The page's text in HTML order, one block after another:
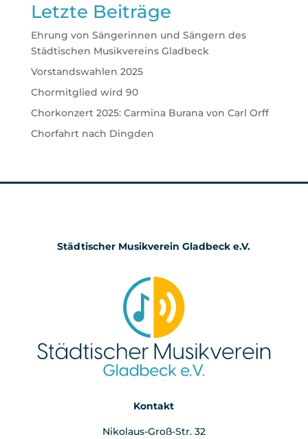
Letzte Beiträge
Ehrung von Sängerinnen und Sängern des
Städtischen Musikvereins Gladbeck
Vorstandswahlen 2025
Chormitglied wird 90
Chorkonzert 2025: Carmina Burana von Carl Orff
Chorfahrt nach Dingden
Städtischer Musikverein Gladbeck e.V.
Kontakt
Nikolaus-Groß-Str. 32